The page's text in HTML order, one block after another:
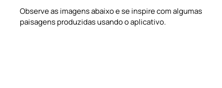
Observe as imagens abaixo e se inspire com algumas
paisagens produzidas usando o aplicativo.